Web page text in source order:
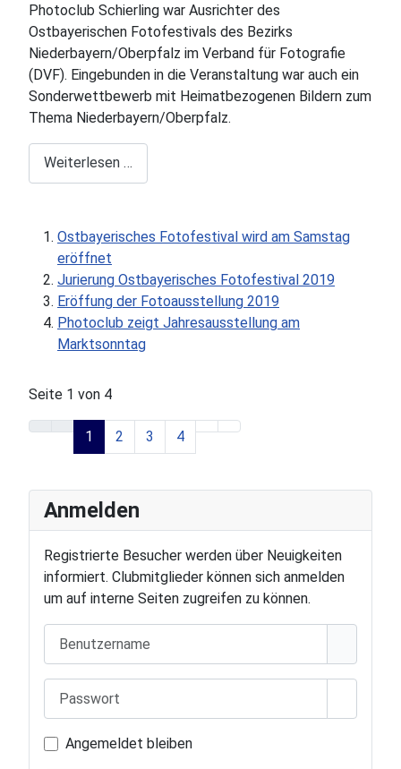
Anmelden
Registrierte Besucher werden über Neuigkeiten
informiert. Clubmitglieder können sich anmelden
um auf interne Seiten zugreifen zu können.
Angemeldet bleiben
Photoclub Schierling war Ausrichter des
Ostbayerischen Fotofestivals des Bezirks
Niederbayern/Oberpfalz im Verband für Fotografie
(DVF). Eingebunden in die Veranstaltung war auch ein
Sonderwettbewerb mit Heimatbezogenen Bildern zum
Thema Niederbayern/Oberpfalz.
Weiterlesen …
Ostbayerisches Fotofestival wird am Samstag
eröffnet
Jurierung Ostbayerisches Fotofestival 2019
Eröffung der Fotoausstellung 2019
Photoclub zeigt Jahresausstellung am
Marktsonntag
Seite 1 von 4
1 2 3 4